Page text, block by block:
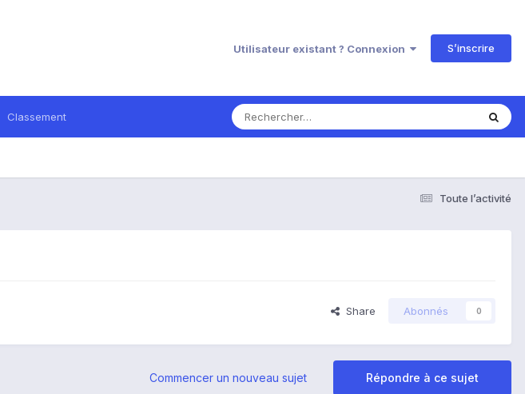
Utilisateur existant ? Connexion S’inscrire
Classement
Toute l’activité
Share Abonnés 0
Répondre à ce sujet
Commencer un nouveau sujet